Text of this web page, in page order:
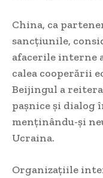
China, ca
sancțiunile,
afacerile interne
calea cooperării
Beijingul a
pașnice și
menținându-și
Ucraina.
Organizațiile